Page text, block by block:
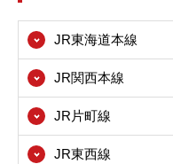
茨木市
八尾市
寝屋川市
JR東海道本線
JR関西本線
JR片町線
JR東西線